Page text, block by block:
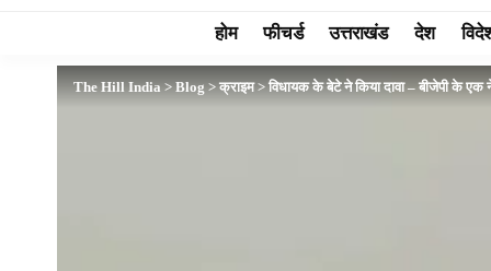
होम फीचर्ड उत्तराखंड देश
The Hill India > Blog > क्राइम> विधायक के बेटे ने किया दावा – बीजेपी के